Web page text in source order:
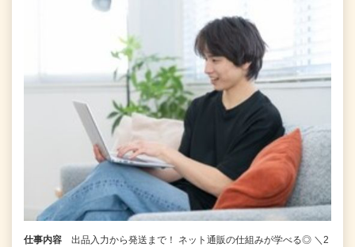
仕事内容 出品入力から発送まで！ ネット通販の仕組みが学べる◎ ＼2